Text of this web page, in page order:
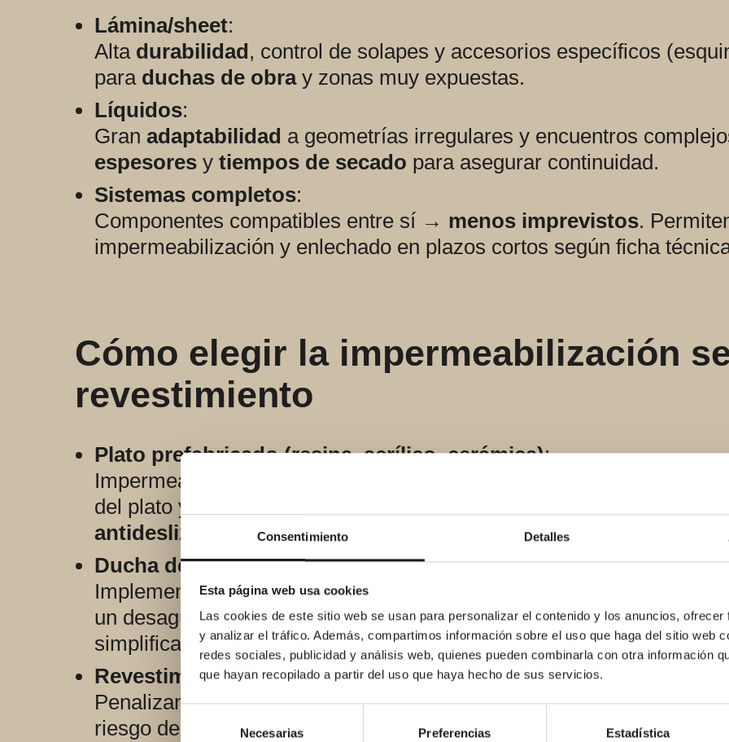
Consentimiento Detalles
Esta página web usa cookies
Las cookies de este sitio web se usan para personalizar el contenido y los anuncios,
y analizar el tráfico. Además, compartimos información sobre el uso que haga del sitio web
redes sociales, publicidad y análisis web, quienes pueden combinarla con otra información
que hayan recopilado a partir del uso que haya hecho de sus servicios.
Necesarias Preferencias Estadística
Lámina/sheet:
Alta durabilidad, control de solapes y accesorios específicos
para duchas de obray zonas muy expuestas.
Líquidos:
Gran adaptabilidad a geometrías irregulares y encuentros
espesores y tiempos de secado para asegurar continuidad.
Sistemas completos:
Componentes compatibles entre sí → menos imprevistos.
impermeabilización y enlechado en plazos cortos según ficha
Cómo elegir la impermeabilización
revestimiento
Plato prefabricado (resina, acrílico, cerámica):
Impermeabiliza
del plato y válvula) con banda o sellos específicos. En Renoveduch
antideslizantes
y sellados de alta resistencia para un conjunto
Ducha de obra embaldosada:
Implementalámina o sistema líquido
un desagüe compatible (lineal o punto) y piezas paraesquinas/
simplifican la compatibilidad de todos los puntos singulares.
Revestimientos grandes (porcelánico de gran formato)
Penalizan las correcciones “a posteriori”; prioriza sistemasestables
riesgo de microfisuras.